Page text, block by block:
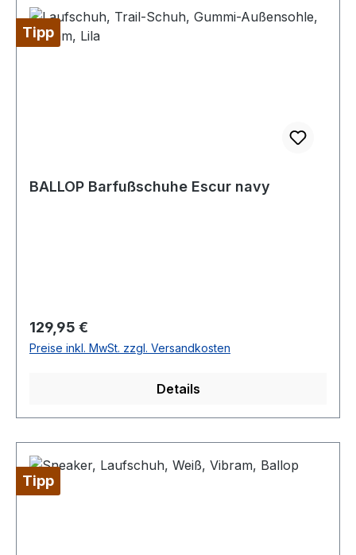
Tipp
BALLOP Barfußschuhe Escur navy
Regulärer Preis:
129,95 €
Preise inkl. MwSt. zzgl. Versandkosten
Details
Tipp